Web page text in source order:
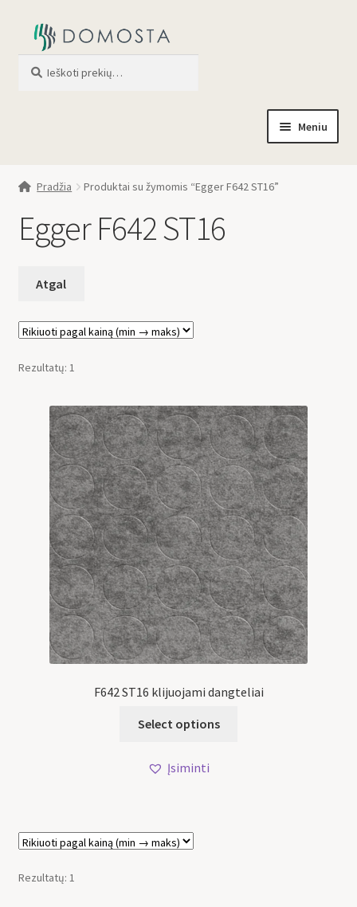
Meniu
Apie mus
Profilis
Pradžia Produktai su žymomis “Egger F642 ST16”
Egger F642 ST16
Rezultatų: 1
F642 ST16 klijuojami dangteliai
Select options
Įsiminti
Rezultatų: 1